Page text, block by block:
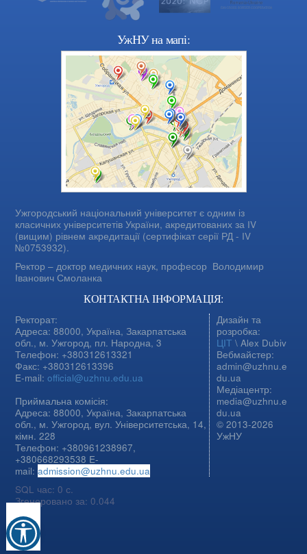
УжНУ на мапі:
Ужгородський національний університет є одним із
класичних університетів України, акредитованих за IV
(вищим) рівнем акредитації (сертифікат серії РД - IV
№0753932).
Ректор – доктор медичних наук, професор Володимир
Іванович Смоланка
КОНТАКТНА ІНФОРМАЦІЯ:
Ректорат:
Адреса: 88000, Україна, Закарпатська
обл., м. Ужгород, пл. Народна, 3
Телефон: +380312613321
Факс: +380312613396
E-mail:official@uzhnu.edu.ua
Приймальна комісія:
Адреса: 88000, Україна, Закарпатська
обл., м. Ужгород, вул. Університетська, 14,
кімн. 228
Телефон: +380961238967,
+380668293538 E-
mail:admission@uzhnu.edu.ua
Дизайн та
розробка:
ЦІТ \ Alex Dubiv
Вебмайстер:
admin@uzhnu.e
du.ua
Медіацентр:
media@uzhnu.e
du.ua
© 2013-2026
УжНУ
SQL час: 0 с.
Згенеровано за: 0.044